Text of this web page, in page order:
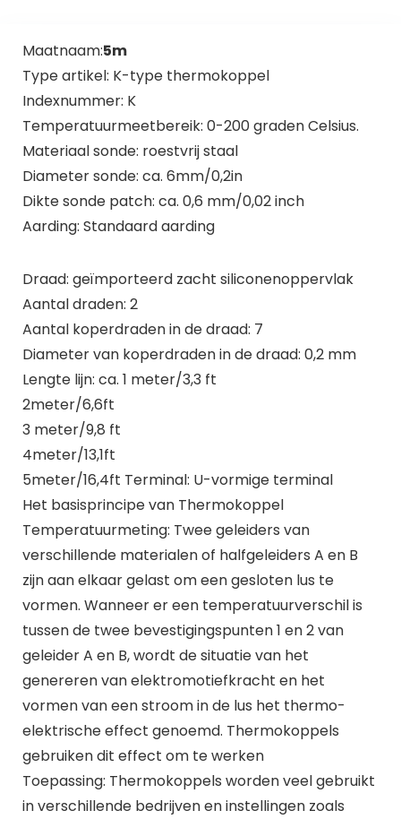
Maatnaam:5m
Type artikel: K-type thermokoppel
Indexnummer: K
Temperatuurmeetbereik: 0-200 graden Celsius.
Materiaal sonde: roestvrij staal
Diameter sonde: ca. 6mm/0,2in
Dikte sonde patch: ca. 0,6 mm/0,02 inch
Aarding: Standaard aarding
Draad: geïmporteerd zacht siliconenoppervlak
Aantal draden: 2
Aantal koperdraden in de draad: 7
Diameter van koperdraden in de draad: 0,2 mm
Lengte lijn: ca. 1 meter/3,3 ft
2meter/6,6ft
3 meter/9,8 ft
4meter/13,1ft
5meter/16,4ft Terminal: U-vormige terminal
Het basisprincipe van Thermokoppel
Temperatuurmeting: Twee geleiders van
verschillende materialen of halfgeleiders A en B
zijn aan elkaar gelast om een gesloten lus te
vormen. Wanneer er een temperatuurverschil is
tussen de twee bevestigingspunten 1 en 2 van
geleider A en B, wordt de situatie van het
genereren van elektromotiefkracht en het
vormen van een stroom in de lus het thermo-
elektrische effect genoemd. Thermokoppels
gebruiken dit effect om te werken
Toepassing: Thermokoppels worden veel gebruikt
in verschillende bedrijven en instellingen zoals